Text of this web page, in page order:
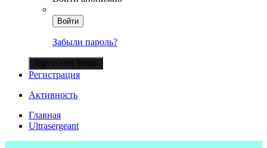
Войти
Забыли пароль?
Sign in with Steam
Регистрация
Активность
Главная
Ultrasergeant